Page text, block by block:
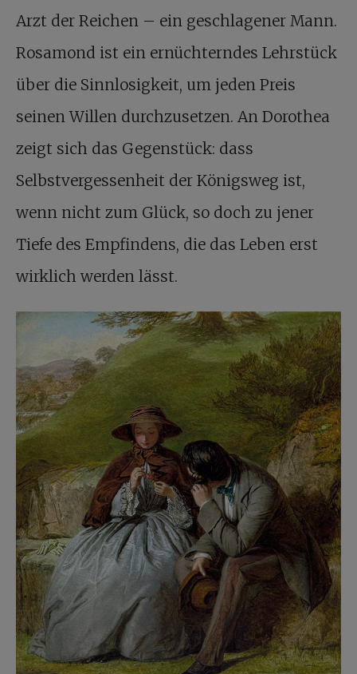
Arzt der Reichen – ein geschlagener Mann.
Rosamond ist ein ernüchterndes Lehrstück
über die Sinnlosigkeit, um jeden Preis
seinen Willen durchzusetzen. An Dorothea
zeigt sich das Gegenstück: dass
Selbstvergessenheit der Königsweg ist,
wenn nicht zum Glück, so doch zu jener
Tiefe des Empfindens, die das Leben erst
wirklich werden lässt.